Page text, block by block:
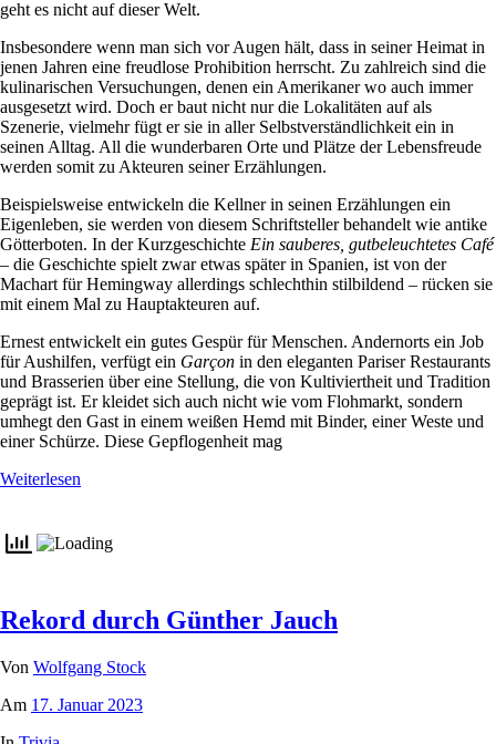
geht es nicht auf dieser Welt.
Insbesondere wenn man sich vor Augen hält, dass in seiner Heimat in
jenen Jahren eine freudlose Prohibition herrscht. Zu zahlreich sind die
kulinarischen Versuchungen, denen ein Amerikaner wo auch immer
ausgesetzt wird. Doch er baut nicht nur die Lokalitäten auf als
Szenerie, vielmehr fügt er sie in aller Selbstverständlichkeit ein in
seinen Alltag. All die wunderbaren Orte und Plätze der Lebensfreude
werden somit zu Akteuren seiner Erzählungen.
Beispielsweise entwickeln die Kellner in seinen Erzählungen ein
Eigenleben, sie werden von diesem Schriftsteller behandelt wie antike
Götterboten. In der Kurzgeschichte Ein sauberes, gutbeleuchtetes Café
– die Geschichte spielt zwar etwas später in Spanien, ist von der
Machart für Hemingway allerdings schlechthin stilbildend – rücken sie
mit einem Mal zu Hauptakteuren auf.
Ernest entwickelt ein gutes Gespür für Menschen. Andernorts ein Job
für Aushilfen, verfügt ein Garçon in den eleganten Pariser Restaurants
und Brasserien über eine Stellung, die von Kultiviertheit und Tradition
geprägt ist. Er kleidet sich auch nicht wie vom Flohmarkt, sondern
umhegt den Gast in einem weißen Hemd mit Binder, einer Weste und
einer Schürze. Diese Gepflogenheit mag
Weiterlesen
Rekord durch Günther Jauch
Von Wolfgang Stock
Am 17. Januar 2023